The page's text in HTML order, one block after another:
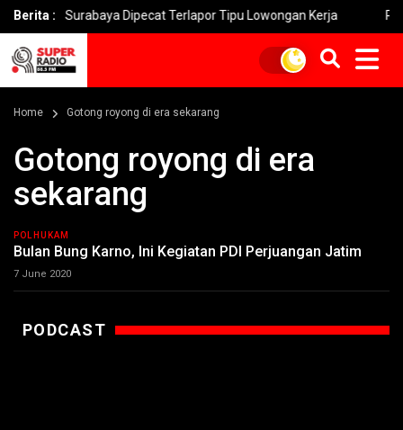
Berita :
Surabaya Dipecat Terlapor Tipu Lowongan Kerja Penipuan
Home Gotong royong di era sekarang
Gotong royong di era
sekarang
POLHUKAM
Bulan Bung Karno, Ini Kegiatan PDI Perjuangan Jatim
7 June 2020
PODCAST